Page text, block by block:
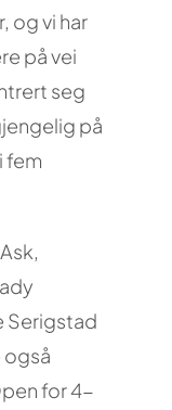
og vi har
på vei
seg
på
fem
Serigstad
også
for 4-